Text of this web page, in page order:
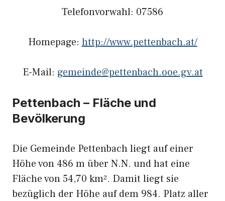
Telefonvorwahl: 07586
Homepage: http://www.pettenbach.at/
E-Mail: gemeinde@pettenbach.ooe.gv.at
Pettenbach – Fläche und
Bevölkerung
Die Gemeinde Pettenbach liegt auf einer
Höhe von 486 m über N.N. und hat eine
Fläche von 54,70 km². Damit liegt sie
bezüglich der Höhe auf dem 984. Platz aller